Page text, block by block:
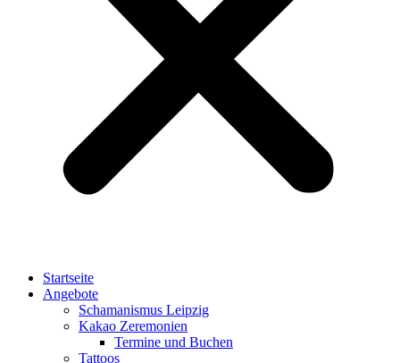
Startseite
Angebote
Schamanismus Leipzig
Kakao Zeremonien
Termine und Buchen
Tattoos